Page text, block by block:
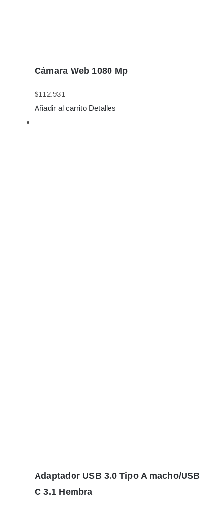
Cámara Web 1080 Mp
$112.931
Añadir al carrito Detalles
Adaptador USB 3.0 Tipo A macho/USB
C 3.1 Hembra